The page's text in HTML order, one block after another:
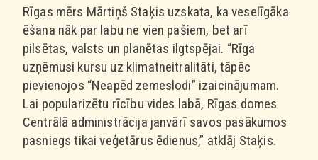
Rīgas mērs Mārtiņš Staķis uzskata, ka veselīgāka
ēšana nāk par labu ne vien pašiem, bet arī
pilsētas, valsts un planētas ilgtspējai. “Rīga
uzņēmusi kursu uz klimatneitralitāti, tāpēc
pievienojos “Neapēd zemeslodi” izaicinājumam.
Lai popularizētu rīcību vides labā, Rīgas domes
Centrālā administrācija janvārī savos pasākumos
pasniegs tikai veģetārus ēdienus,” atklāj Staķis.